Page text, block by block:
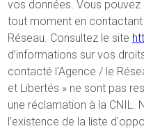
vos données. Vous
tout moment en contactant
Réseau. Consultez le site
d’informations sur vos
contacté l'Agence / le
et Libertés » ne sont pas
une réclamation à la CNIL.
l’existence de la liste